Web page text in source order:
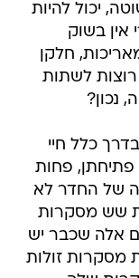
יכול להיות
אין בשוק
חלקן
לשתות
נכון?
כלל חיי
פחות
של החדר לא
שש מסקרות
אלה שכבר יש
מסקרות זולות